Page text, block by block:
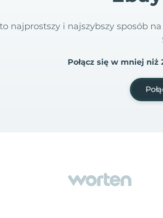
najprostszy i najszybszy sposób
Połącz się w mniej